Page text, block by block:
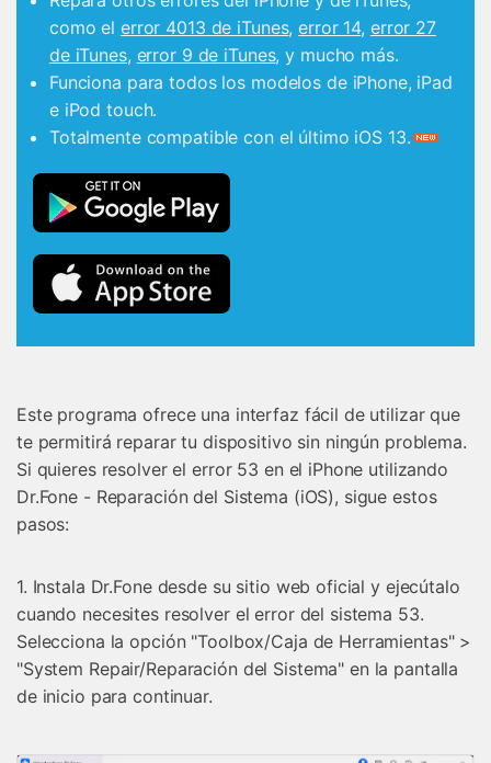
como el error 4013 de iTunes,error 14, error 27
de iTunes, error 9 de iTunes, y mucho más.
Funciona para todos los modelos de iPhone, iPad
e iPod touch.󠀲󠀡󠀡󠀣󠀡󠀠󠀤󠀦󠀥󠀳
Totalmente compatible con el último iOS 13.
Este programa ofrece una interfaz fácil de utilizar que
te permitirá reparar tu dispositivo sin ningún problema.
Si quieres resolver el error 53 en el iPhone utilizando
Dr.Fone - Reparación del Sistema (iOS), sigue estos
pasos:
1. Instala Dr.Fone desde su sitio web oficial y ejecútalo
cuando necesites resolver el error del sistema 53.
Selecciona la opción "Toolbox/Caja de Herramientas" >
"System Repair/Reparación del Sistema" en la pantalla
de inicio para continuar.